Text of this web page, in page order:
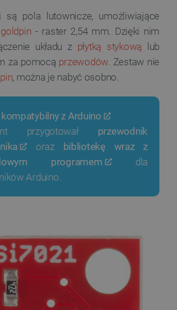
są pola lutownicze, umożliwiające
- raster 2,54 mm. Dzięki nim
układu z płytką stykową lub
za pomocą przewodów. Zestaw nie
, można je nabyć osobno.
z Arduino
przygotował przewodnik
oraz
bibliotekę wraz z
programem
dla
Arduino.